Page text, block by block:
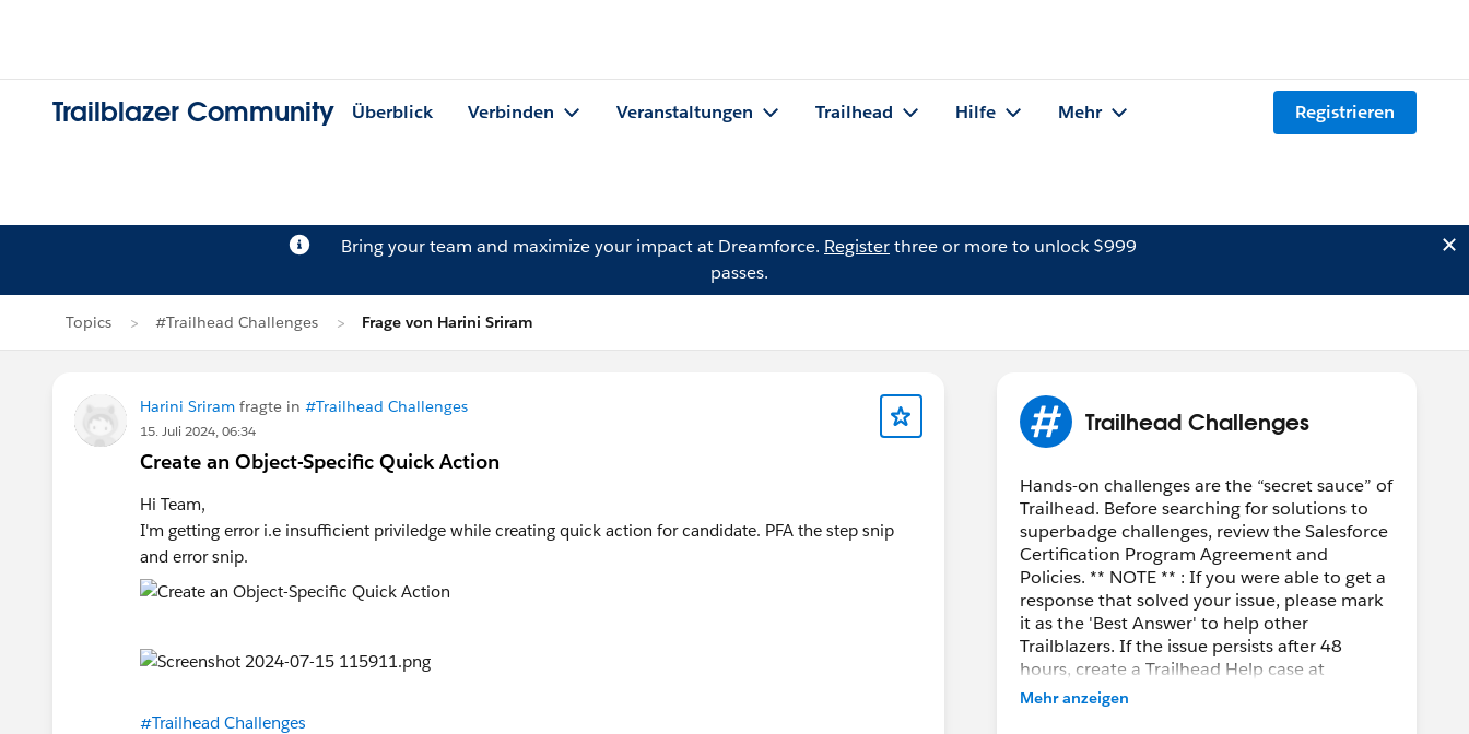
Trailblazer Community Überblick Verbinden Veranstaltungen Trailhead Hilfe Mehr Registrieren
Bring your team and maximize your impact at Dreamforce. Registerthree or more to unlock $999
passes.
Topics #Trailhead Challenges Frage von Harini Sriram
Harini Sriram fragte in #Trailhead Challenges
15. Juli 2024, 06:34
Create an Object-Specific Quick Action
Hi Team,
I'm getting error i.e insufficient priviledge while creating quick action for candidate. PFA the step snip
and error snip.
#Trailhead Challenges
Trailhead Challenges
Hands-on challenges are the “secret sauce” of
Trailhead. Before searching for solutions to
superbadge challenges, review the Salesforce
Certification Program Agreement and
Policies. ** NOTE ** : If you were able to get a
response that solved your issue, please mark
it as the 'Best Answer' to help other
Trailblazers. If the issue persists after 48
hours, create a Trailhead Help case at
https://help.salesforce.com/s/support
Mehr anzeigen